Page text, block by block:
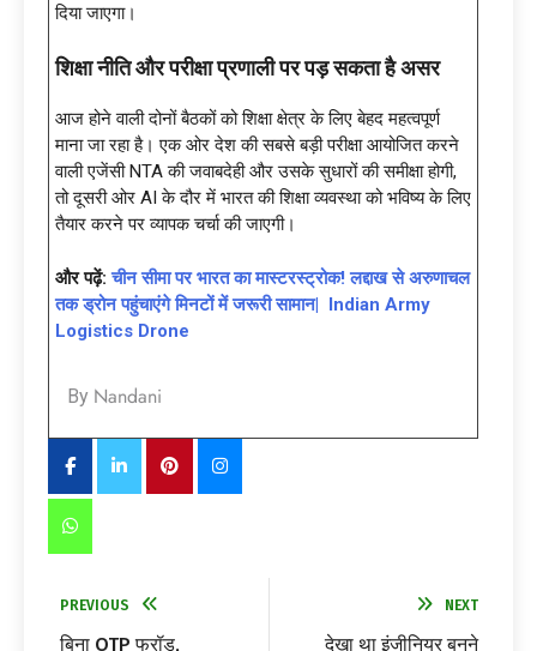
दिया जाएगा।
शिक्षा नीति और परीक्षा प्रणाली पर पड़ सकता है असर
आज होने वाली दोनों बैठकों को शिक्षा क्षेत्र के लिए बेहद महत्वपूर्ण
माना जा रहा है। एक ओर देश की सबसे बड़ी परीक्षा आयोजित करने
वाली एजेंसी NTA की जवाबदेही और उसके सुधारों की समीक्षा होगी,
तो दूसरी ओर AI के दौर में भारत की शिक्षा व्यवस्था को भविष्य के लिए
तैयार करने पर व्यापक चर्चा की जाएगी।
और पढ़ें:चीन सीमा पर भारत का मास्टरस्ट्रोक! लद्दाख से अरुणाचल
तक ड्रोन पहुंचाएंगे मिनटों में जरूरी सामान| Indian Army
Logistics Drone
By Nandani
PREVIOUS
बिना OTP फ्रॉड,
NEXT
देखा था इंजीनियर बनने